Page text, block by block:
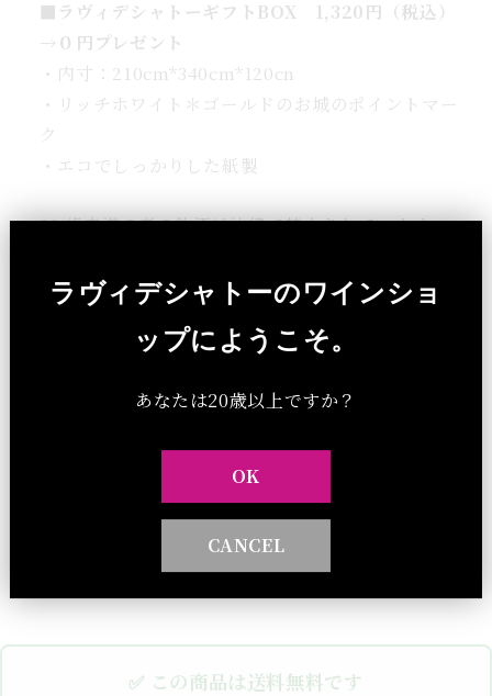
■ラヴィデシャトーギフトBOX 1,320円（税込）
→０円プレゼント
・内寸：210cm*340cm*120cn
・リッチホワイト＊ゴールドのお城のポイントマー
ク
・エコでしっかりした紙製
20 歳未満の者の飲酒は法律で禁止されています。
カスタマーレビュー
まだレビューはありません。
✅ この商品は送料無料です
ラヴィデシャトーのワインショ
ップにようこそ。
あなたは20歳以上ですか？
OK
CANCEL